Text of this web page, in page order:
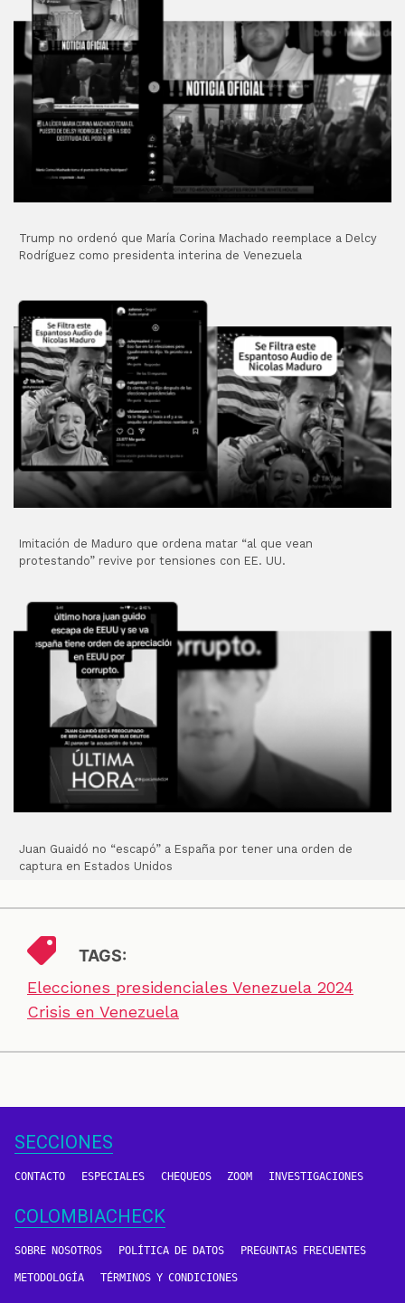
Trump no ordenó que María Corina Machado reemplace a Delcy
Rodríguez como presidenta interina de Venezuela
Imitación de Maduro que ordena matar “al que vean
protestando” revive por tensiones con EE. UU.
Juan Guaidó no “escapó” a España por tener una orden de
captura en Estados Unidos
TAGS:
Elecciones presidenciales Venezuela 2024
Crisis en Venezuela
SECCIONES
CONTACTO ESPECIALES CHEQUEOS ZOOM INVESTIGACIONES
COLOMBIACHECK
SOBRE NOSOTROS POLÍTICA DE DATOS PREGUNTAS FRECUENTES
METODOLOGÍA TÉRMINOS Y CONDICIONES